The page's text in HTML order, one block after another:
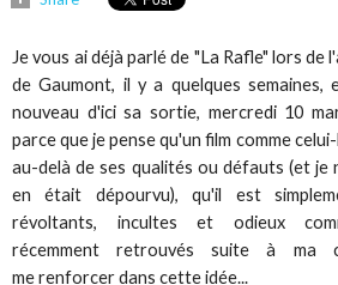
Je vous ai déjà parlé de "La Rafle" lors de
de Gaumont, il y a quelques
nouveau d'ici sa sortie, mercredi 10
parce que je pense qu'un film comme
au-delà de ses qualités ou défauts (et je
en était dépourvu), qu'il est
révoltants, incultes et odieux
récemment retrouvés suite à ma
me renforcer dans cette idée...